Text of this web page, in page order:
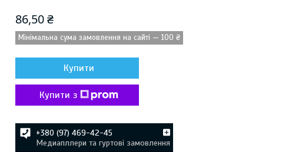
86,50 ₴
Мінімальна сума замовлення на сайті — 100 ₴
Купити
Купити з
+380 (97) 469-42-45
Медиапллери та гуртові замовлення